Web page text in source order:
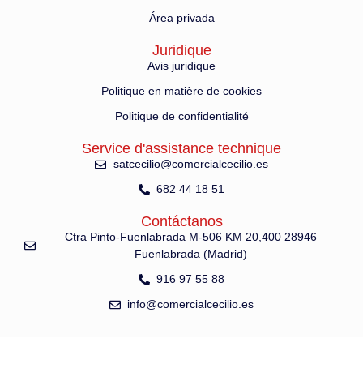
Área privada
Juridique
Avis juridique
Politique en matière de cookies
Politique de confidentialité
Service d'assistance technique
satcecilio@comercialcecilio.es
682 44 18 51
Contáctanos
Ctra Pinto-Fuenlabrada M-506 KM 20,400 28946
Fuenlabrada (Madrid)
916 97 55 88
info@comercialcecilio.es